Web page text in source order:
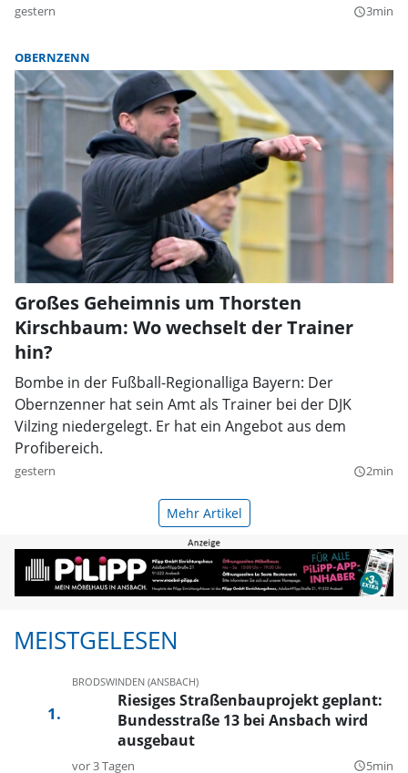
gestern query_builder3min
OBERNZENN
Großes Geheimnis um Thorsten
Kirschbaum: Wo wechselt der Trainer
hin?
Bombe in der Fußball-Regionalliga Bayern: Der
Obernzenner hat sein Amt als Trainer bei der DJK
Vilzing niedergelegt. Er hat ein Angebot aus dem
Profibereich.
gestern query_builder2min
Mehr Artikel
MEISTGELESEN
BRODSWINDEN (ANSBACH)
Riesiges Straßenbauprojekt geplant:
Bundesstraße 13 bei Ansbach wird
ausgebaut
vor 3 Tagen query_builder5min